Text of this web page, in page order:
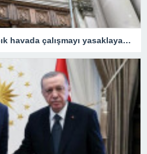
İspanya aşırı sıcaklarda açık havada çalışmayı yasaklayacak